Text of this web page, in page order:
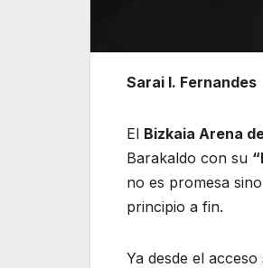
Sarai I. Fernandes
El Bizkaia Arena
Barakaldo con su
no es promesa
principio a fin.
Ya desde el